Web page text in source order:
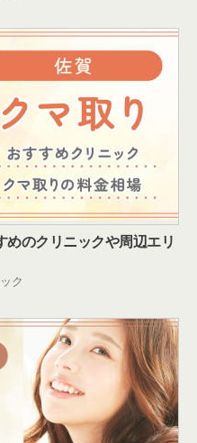
のクリニックや周辺エリ
ク